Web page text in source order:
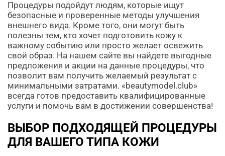
Процедуры подойдут людям, которые ищут
безопасные и проверенные методы улучшения
внешнего вида. Кроме того, они могут быть
полезны тем, кто хочет подготовить кожу к
важному событию или просто желает освежить
свой образ. На нашем сайте вы найдете выгодные
предложения и акции на данные процедуры, что
позволит вам получить желаемый результат с
минимальными затратами. «beautymodel.club»
всегда готов предоставить квалифицированные
услуги и помочь вам в достижении совершенства!
ВЫБОР ПОДХОДЯЩЕЙ ПРОЦЕДУРЫ
ДЛЯ ВАШЕГО ТИПА КОЖИ